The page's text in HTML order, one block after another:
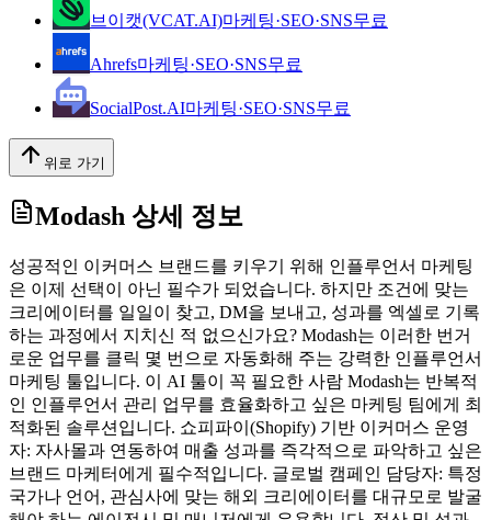
브이캣(VCAT.AI)마케팅·SEO·SNS무료
Ahrefs마케팅·SEO·SNS무료
SocialPost.AI마케팅·SEO·SNS무료
위로 가기
Modash 상세 정보
성공적인 이커머스 브랜드를 키우기 위해 인플루언서 마케팅
은 이제 선택이 아닌 필수가 되었습니다. 하지만 조건에 맞는
크리에이터를 일일이 찾고, DM을 보내고, 성과를 엑셀로 기록
하는 과정에서 지치신 적 없으신가요? Modash는 이러한 번거
로운 업무를 클릭 몇 번으로 자동화해 주는 강력한 인플루언서
마케팅 툴입니다. 이 AI 툴이 꼭 필요한 사람 Modash는 반복적
인 인플루언서 관리 업무를 효율화하고 싶은 마케팅 팀에게 최
적화된 솔루션입니다. 쇼피파이(Shopify) 기반 이커머스 운영
자: 자사몰과 연동하여 매출 성과를 즉각적으로 파악하고 싶은
브랜드 마케터에게 필수적입니다. 글로벌 캠페인 담당자: 특정
국가나 언어, 관심사에 맞는 해외 크리에이터를 대규모로 발굴